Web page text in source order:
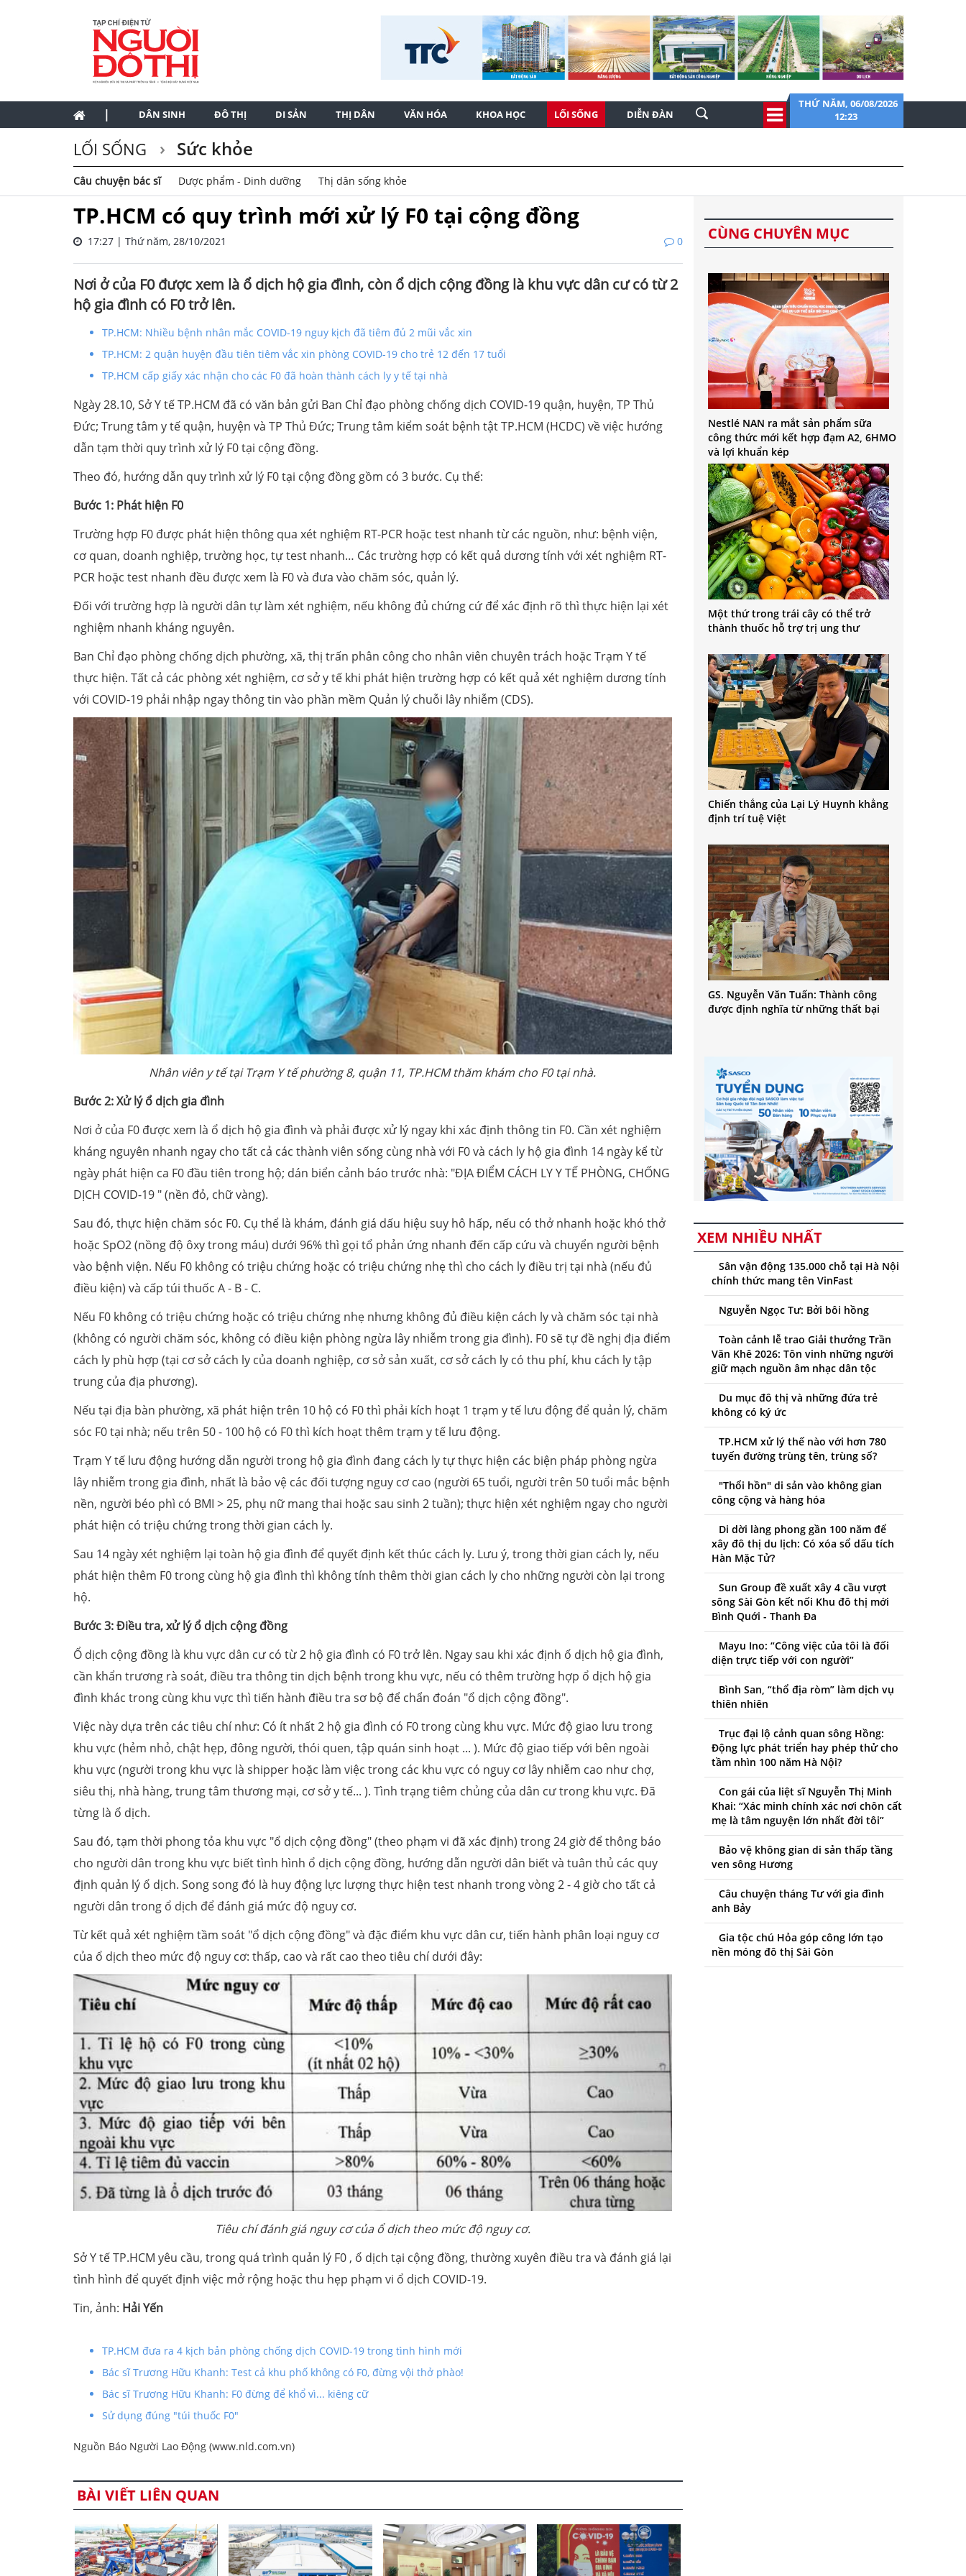
| DÂN SINH ĐÔ THỊ DI SẢN THỊ DÂN VĂN HÓA KHOA HỌC LỐI SỐNG DIỄN ĐÀN
THỨ NĂM, 06/08/2026
12:23
LỐI SỐNG Sức khỏe
Câu chuyện bác sĩ Dược phẩm - Dinh dưỡng Thị dân sống khỏe
TP.HCM có quy trình mới xử lý F0 tại cộng đồng
17:27 | Thứ năm, 28/10/2021 0
Nơi ở của F0 được xem là ổ dịch hộ gia đình, còn ổ dịch cộng đồng là khu vực dân cư có từ 2
hộ gia đình có F0 trở lên.
TP.HCM: Nhiều bệnh nhân mắc COVID-19 nguy kịch đã tiêm đủ 2 mũi vắc xin
TP.HCM: 2 quận huyện đầu tiên tiêm vắc xin phòng COVID-19 cho trẻ 12 đến 17 tuổi
TP.HCM cấp giấy xác nhận cho các F0 đã hoàn thành cách ly y tế tại nhà
Ngày 28.10, Sở Y tế TP.HCM đã có văn bản gửi Ban Chỉ đạo phòng chống dịch COVID-19 quận, huyện, TP Thủ
Đức; Trung tâm y tế quận, huyện và TP Thủ Đức; Trung tâm kiểm soát bệnh tật TP.HCM (HCDC) về việc hướng
dẫn tạm thời quy trình xử lý F0 tại cộng đồng.
Theo đó, hướng dẫn quy trình xử lý F0 tại cộng đồng gồm có 3 bước. Cụ thể:
Bước 1: Phát hiện F0
Trường hợp F0 được phát hiện thông qua xét nghiệm RT-PCR hoặc test nhanh từ các nguồn, như: bệnh viện,
cơ quan, doanh nghiệp, trường học, tự test nhanh… Các trường hợp có kết quả dương tính với xét nghiệm RT-
PCR hoặc test nhanh đều được xem là F0 và đưa vào chăm sóc, quản lý.
Đối với trường hợp là người dân tự làm xét nghiệm, nếu không đủ chứng cứ để xác định rõ thì thực hiện lại xét
nghiệm nhanh kháng nguyên.
Ban Chỉ đạo phòng chống dịch phường, xã, thị trấn phân công cho nhân viên chuyên trách hoặc Trạm Y tế
thực hiện. Tất cả các phòng xét nghiệm, cơ sở y tế khi phát hiện trường hợp có kết quả xét nghiệm dương tính
với COVID-19 phải nhập ngay thông tin vào phần mềm Quản lý chuỗi lây nhiễm (CDS).
Nhân viên y tế tại Trạm Y tế phường 8, quận 11, TP.HCM thăm khám cho F0 tại nhà.
Bước 2: Xử lý ổ dịch gia đình
Nơi ở của F0 được xem là ổ dịch hộ gia đình và phải được xử lý ngay khi xác định thông tin F0. Cần xét nghiệm
kháng nguyên nhanh ngay cho tất cả các thành viên sống cùng nhà với F0 và cách ly hộ gia đình 14 ngày kể từ
ngày phát hiện ca F0 đầu tiên trong hộ; dán biển cảnh báo trước nhà: "ĐỊA ĐIỂM CÁCH LY Y TẾ PHÒNG, CHỐNG
DỊCH COVID-19 " (nền đỏ, chữ vàng).
Sau đó, thực hiện chăm sóc F0. Cụ thể là khám, đánh giá dấu hiệu suy hô hấp, nếu có thở nhanh hoặc khó thở
hoặc SpO2 (nồng độ ôxy trong máu) dưới 96% thì gọi tổ phản ứng nhanh đến cấp cứu và chuyển người bệnh
vào bệnh viện. Nếu F0 không có triệu chứng hoặc có triệu chứng nhẹ thì cho cách ly điều trị tại nhà (nếu đủ
điều kiện) và cấp túi thuốc A - B - C.
Nếu F0 không có triệu chứng hoặc có triệu chứng nhẹ nhưng không đủ điều kiện cách ly và chăm sóc tại nhà
(không có người chăm sóc, không có điều kiện phòng ngừa lây nhiễm trong gia đình). F0 sẽ tự đề nghị địa điểm
cách ly phù hợp (tại cơ sở cách ly của doanh nghiệp, cơ sở sản xuất, cơ sở cách ly có thu phí, khu cách ly tập
trung của địa phương).
Nếu tại địa bàn phường, xã phát hiện trên 10 hộ có F0 thì phải kích hoạt 1 trạm y tế lưu động để quản lý, chăm
sóc F0 tại nhà; nếu trên 50 - 100 hộ có F0 thì kích hoạt thêm trạm y tế lưu động.
Trạm Y tế lưu động hướng dẫn người trong hộ gia đình đang cách ly tự thực hiện các biện pháp phòng ngừa
lây nhiễm trong gia đình, nhất là bảo vệ các đối tượng nguy cơ cao (người 65 tuổi, người trên 50 tuổi mắc bệnh
nền, người béo phì có BMI > 25, phụ nữ mang thai hoặc sau sinh 2 tuần); thực hiện xét nghiệm ngay cho người
phát hiện có triệu chứng trong thời gian cách ly.
Sau 14 ngày xét nghiệm lại toàn hộ gia đình để quyết định kết thúc cách ly. Lưu ý, trong thời gian cách ly, nếu
phát hiện thêm F0 trong cùng hộ gia đình thì không tính thêm thời gian cách ly cho những người còn lại trong
hộ.
Bước 3: Điều tra, xử lý ổ dịch cộng đồng
Ổ dịch cộng đồng là khu vực dân cư có từ 2 hộ gia đình có F0 trở lên. Ngay sau khi xác định ổ dịch hộ gia đình,
cần khẩn trương rà soát, điều tra thông tin dịch bệnh trong khu vực, nếu có thêm trường hợp ổ dịch hộ gia
đình khác trong cùng khu vực thì tiến hành điều tra sơ bộ để chẩn đoán "ổ dịch cộng đồng".
Việc này dựa trên các tiêu chí như: Có ít nhất 2 hộ gia đình có F0 trong cùng khu vực. Mức độ giao lưu trong
khu vực (hẻm nhỏ, chật hẹp, đông người, thói quen, tập quán sinh hoạt ... ). Mức độ giao tiếp với bên ngoài
khu vực (người trong khu vực là shipper hoặc làm việc trong các khu vực có nguy cơ lây nhiễm cao như chợ,
siêu thị, nhà hàng, trung tâm thương mại, cơ sở y tế... ). Tình trạng tiêm chủng của dân cư trong khu vực. Đã
từng là ổ dịch.
Sau đó, tạm thời phong tỏa khu vực "ổ dịch cộng đồng" (theo phạm vi đã xác định) trong 24 giờ để thông báo
cho người dân trong khu vực biết tình hình ổ dịch cộng đồng, hướng dẫn người dân biết và tuân thủ các quy
định quản lý ổ dịch. Song song đó là huy động lực lượng thực hiện test nhanh trong vòng 2 - 4 giờ cho tất cả
người dân trong ổ dịch để đánh giá mức độ nguy cơ.
Từ kết quả xét nghiệm tầm soát "ổ dịch cộng đồng" và đặc điểm khu vực dân cư, tiến hành phân loại nguy cơ
của ổ dịch theo mức độ nguy cơ: thấp, cao và rất cao theo tiêu chí dưới đây:
Tiêu chí đánh giá nguy cơ của ổ dịch theo mức độ nguy cơ.
Sở Y tế TP.HCM yêu cầu, trong quá trình quản lý F0 , ổ dịch tại cộng đồng, thường xuyên điều tra và đánh giá lại
tình hình để quyết định việc mở rộng hoặc thu hẹp phạm vi ổ dịch COVID-19.
Tin, ảnh: Hải Yến
TP.HCM đưa ra 4 kịch bản phòng chống dịch COVID-19 trong tình hình mới
Bác sĩ Trương Hữu Khanh: Test cả khu phố không có F0, đừng vội thở phào!
Bác sĩ Trương Hữu Khanh: F0 đừng để khổ vì... kiêng cữ
Sử dụng đúng "túi thuốc F0"
Nguồn Báo Người Lao Động (www.nld.com.vn)
BÀI VIẾT LIÊN QUAN
CÙNG CHUYÊN MỤC
Nestlé NAN ra mắt sản phẩm sữa
công thức mới kết hợp đạm A2, 6HMO
và lợi khuẩn kép
Một thứ trong trái cây có thể trở
thành thuốc hỗ trợ trị ung thư
Chiến thắng của Lại Lý Huynh khẳng
định trí tuệ Việt
GS. Nguyễn Văn Tuấn: Thành công
được định nghĩa từ những thất bại
XEM NHIỀU NHẤT
Sân vận động 135.000 chỗ tại Hà Nội
chính thức mang tên VinFast
Nguyễn Ngọc Tư: Bởi bôi hồng
Toàn cảnh lễ trao Giải thưởng Trần
Văn Khê 2026: Tôn vinh những người
giữ mạch nguồn âm nhạc dân tộc
Du mục đô thị và những đứa trẻ
không có ký ức
TP.HCM xử lý thế nào với hơn 780
tuyến đường trùng tên, trùng số?
"Thổi hồn" di sản vào không gian
công cộng và hàng hóa
Di dời làng phong gần 100 năm để
xây đô thị du lịch: Có xóa sổ dấu tích
Hàn Mặc Tử?
Sun Group đề xuất xây 4 cầu vượt
sông Sài Gòn kết nối Khu đô thị mới
Bình Quới - Thanh Đa
Mayu Ino: “Công việc của tôi là đối
diện trực tiếp với con người”
Bình San, “thổ địa ròm” làm dịch vụ
thiên nhiên
Trục đại lộ cảnh quan sông Hồng:
Động lực phát triển hay phép thử cho
tầm nhìn 100 năm Hà Nội?
Con gái của liệt sĩ Nguyễn Thị Minh
Khai: “Xác minh chính xác nơi chôn cất
mẹ là tâm nguyện lớn nhất đời tôi”
Bảo vệ không gian di sản thấp tầng
ven sông Hương
Câu chuyện tháng Tư với gia đình
anh Bảy
Gia tộc chú Hỏa góp công lớn tạo
nền móng đô thị Sài Gòn